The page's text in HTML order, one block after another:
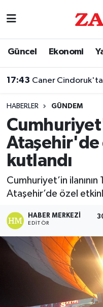
Güncel Ekonomi
17:43 Caner
HABERLER GÜNDEM
Ataşehir'de
kutlandı
Cumhuriyet’in ilanının
Ataşehir’de özel
HABER MERKEZI
EDITÖR
Nöbetçi Eczaneler
Trafik Durumu
Süper Lig Puan
Tüm Manşetler
Son Dakika
Haber Arşivi